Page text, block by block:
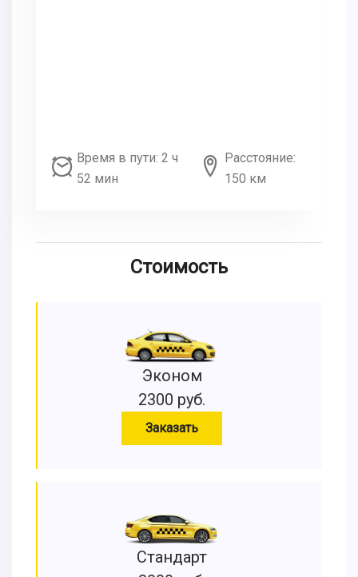
Время в пути: 2 ч
52 мин
Расстояние:
150 км
Стоимость
Эконом
2300 руб.
Заказать
Стандарт